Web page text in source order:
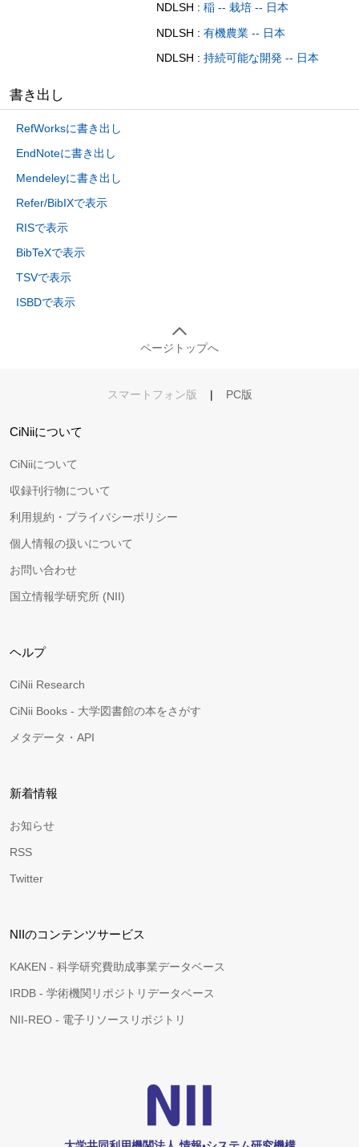
NDLSH : 稲 -- 栽培 -- 日本
NDLSH : 有機農業 -- 日本
NDLSH : 持続可能な開発 -- 日本
書き出し
RefWorksに書き出し
EndNoteに書き出し
Mendeleyに書き出し
Refer/BibIXで表示
RISで表示
BibTeXで表示
TSVで表示
ISBDで表示
ページトップへ
スマートフォン版 | PC版
CiNiiについて
CiNiiについて
収録刊行物について
利用規約・プライバシーポリシー
個人情報の扱いについて
お問い合わせ
国立情報学研究所 (NII)
ヘルプ
CiNii Research
CiNii Books - 大学図書館の本をさがす
メタデータ・API
新着情報
お知らせ
RSS
Twitter
NIIのコンテンツサービス
KAKEN - 科学研究費助成事業データベース
IRDB - 学術機関リポジトリデータベース
NII-REO - 電子リソースリポジトリ